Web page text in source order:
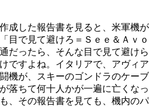
成した報告書を見ると、米軍機が
目で見て避けろ＝Ｓｅｅ＆Ａｖｏ
だったら、そんな目で見て避けら
ですよね。イタリアで、アヴィア
機が、スキーのゴンドラのケーブ
落ちて何十人かが一遍に亡くなっ
、その報告書を見ても、機内のパ